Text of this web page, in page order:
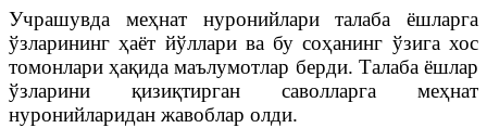
Учрашувда меҳнат нуронийлари талаба ёшларга
ўзларининг ҳаёт йўллари ва бу соҳанинг ўзига хос
томонлари ҳақида маълумотлар берди. Талаба ёшлар
ўзларини қизиқтирган саволларга меҳнат
нуронийларидан жавоблар олди.